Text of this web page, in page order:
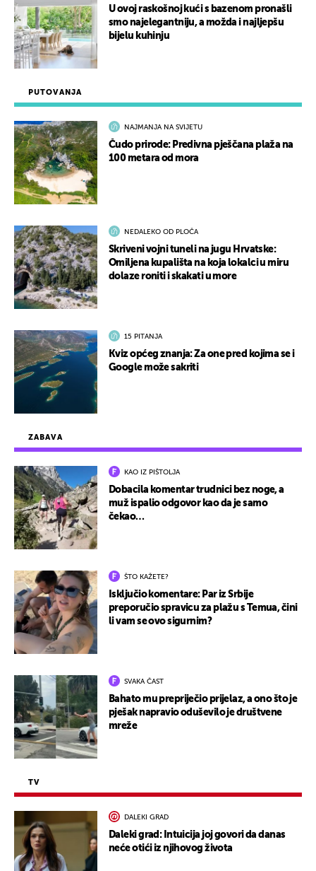
ZABAVA
KAO IZ PIŠTOLJA
Dobacila komentar trudnici bez noge, a
muž ispalio odgovor kao da je samo
čekao…
ŠTO KAŽETE?
Isključio komentare: Par iz Srbije
preporučio spravicu za plažu s Temua, čini
li vam se ovo sigurnim?
SVAKA ČAST
Bahato mu prepriječio prijelaz, a ono što je
pješak napravio oduševilo je društvene
mreže
TV
DALEKI GRAD
Daleki grad: Intuicija joj govori da danas
neće otići iz njihovog života
PUTOVANJA
NAJMANJA NA SVIJETU
Čudo prirode: Predivna pješčana plaža na
100 metara od mora
NEDALEKO OD PLOČA
Skriveni vojni tuneli na jugu Hrvatske:
Omiljena kupališta na koja lokalci u miru
dolaze roniti i skakati u more
15 PITANJA
Kviz općeg znanja: Za one pred kojima se i
Google može sakriti
U ovoj raskošnoj kući s bazenom pronašli
smo najelegantniju, a možda i najljepšu
bijelu kuhinju